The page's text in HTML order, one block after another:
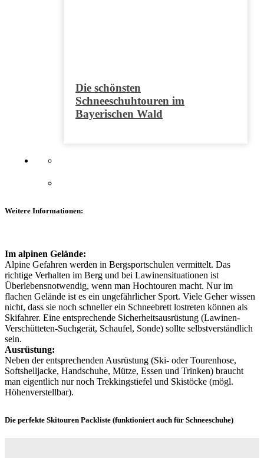
Die schönsten
Schneeschuhtouren im
Bayerischen Wald
Weitere Informationen:
Im alpinen Gelände:
Alpine Gefahren werden in Bergsportschulen vermittelt. Das
richtige Verhalten im Berg und bei Lawinensituationen ist
Überlebensnotwendig, wenn man Hochtouren macht. Nur im
flachen Gelände ist es ein ungefährlicher Sport. Viele Geher wissen
nicht, dass sie noch schneller ein Schneebrett lostreten können als
Skifahrer. Eine entsprechende Sicherheitsausrüstung (Lawinen-
Verschütteten-Suchgerät, Schaufel, Sonde) sollte selbstverständlich
sein.
Ausrüstung:
Neben der entsprechenden Ausrüstung (Ski- oder Tourenhose,
Softshelljacke, Handschuhe, Mütze, Essen und Trinken) braucht
man eigentlich nur noch Trekkingstiefel und Skistöcke (mögl.
Höhenverstellbar).
Die perfekte Skitouren Packliste (funktioniert auch für Schneeschuhe)